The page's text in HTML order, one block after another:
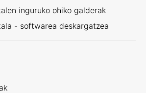
inguruko ohiko galderak
- softwarea deskargatzea